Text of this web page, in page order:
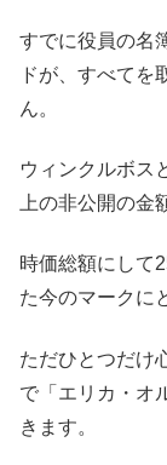
すでに役員の名
ドが、すべてを
ん。
ウィンクルボス
上の非公開の金
時価総額にして
た今のマークに
ただひとつだけ
で「エリカ・オ
きます。